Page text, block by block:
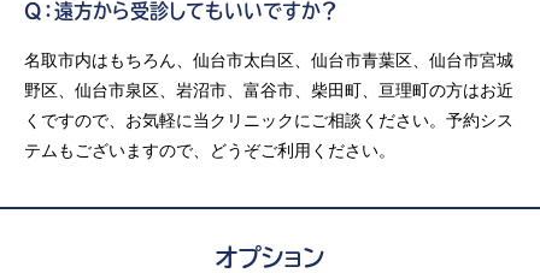
Q：遠方から受診してもいいですか？
名取市内はもちろん、仙台市太白区、仙台市青葉区、仙台市宮城
野区、仙台市泉区、岩沼市、富谷市、柴田町、亘理町の方はお近
くですので、お気軽に当クリニックにご相談ください。予約シス
テムもございますので、どうぞご利用ください。
オプション